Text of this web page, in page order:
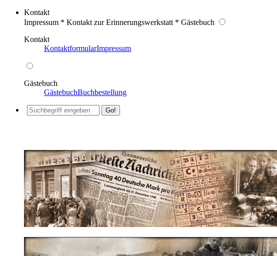
Kontakt
Impressum * Kontakt zur Erinnerungswerkstatt * Gästebuch
Kontakt
KontaktformularImpressum
Gästebuch
GästebuchBuchbestellung